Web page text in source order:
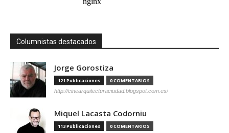
Columnistas destacados
Jorge Gorostiza
121 Publicaciones 0 COMENTARIOS
http://cinearquitecturaciudad.blogspot.com.es/
Miquel Lacasta Codorniu
113 Publicaciones 0 COMENTARIOS